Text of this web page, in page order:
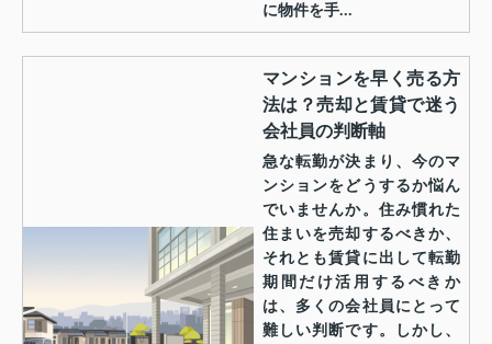
に物件を手...
マンションを早く売る方
法は？売却と賃貸で迷う
会社員の判断軸
急な転勤が決まり、今のマ
ンションをどうするか悩ん
でいませんか。住み慣れた
住まいを売却するべきか、
それとも賃貸に出して転勤
期間だけ活用するべきか
は、多くの会社員にとって
難しい判断です。しかし、